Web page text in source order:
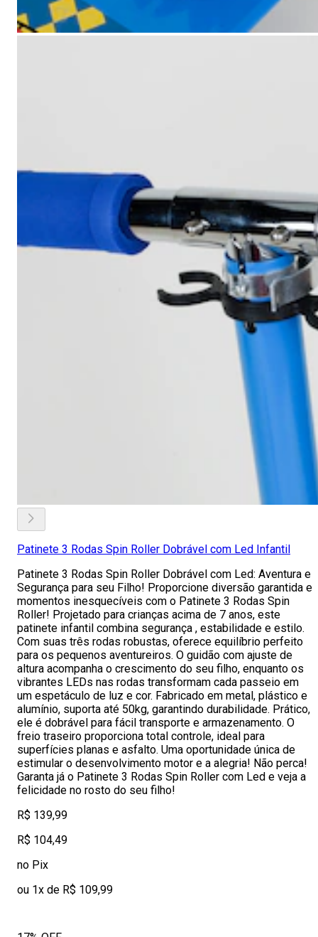
Patinete 3 Rodas Spin Roller Dobrável com Led Infantil
Patinete 3 Rodas Spin Roller Dobrável com Led: Aventura e
Segurança para seu Filho! Proporcione diversão garantida e
momentos inesquecíveis com o Patinete 3 Rodas Spin
Roller! Projetado para crianças acima de 7 anos, este
patinete infantil combina segurança , estabilidade e estilo.
Com suas três rodas robustas, oferece equilíbrio perfeito
para os pequenos aventureiros. O guidão com ajuste de
altura acompanha o crescimento do seu filho, enquanto os
vibrantes LEDs nas rodas transformam cada passeio em
um espetáculo de luz e cor. Fabricado em metal, plástico e
alumínio, suporta até 50kg, garantindo durabilidade. Prático,
ele é dobrável para fácil transporte e armazenamento. O
freio traseiro proporciona total controle, ideal para
superfícies planas e asfalto. Uma oportunidade única de
estimular o desenvolvimento motor e a alegria! Não perca!
Garanta já o Patinete 3 Rodas Spin Roller com Led e veja a
felicidade no rosto do seu filho!
R$ 139,99
R$ 104,49
no Pix
ou 1x de R$ 109,99